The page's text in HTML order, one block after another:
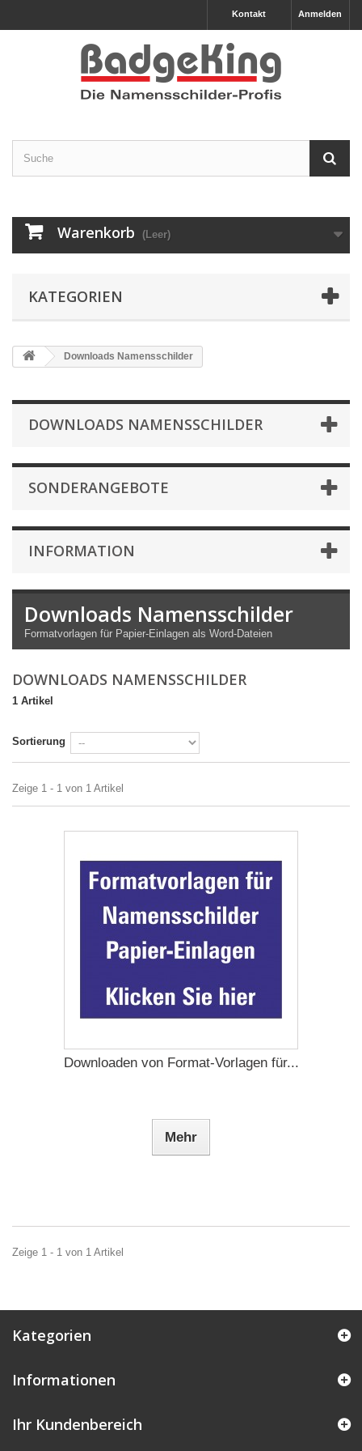
Anmelden
Kontakt
Warenkorb (Leer)
KATEGORIEN
Downloads Namensschilder
DOWNLOADS NAMENSSCHILDER
SONDERANGEBOTE
INFORMATION
Downloads Namensschilder
Formatvorlagen für Papier-Einlagen als Word-Dateien
DOWNLOADS NAMENSSCHILDER
1 Artikel
Sortierung
Zeige 1 - 1 von 1 Artikel
Downloaden von Format-Vorlagen für...
Mehr
Zeige 1 - 1 von 1 Artikel
Kategorien
Informationen
Ihr Kundenbereich